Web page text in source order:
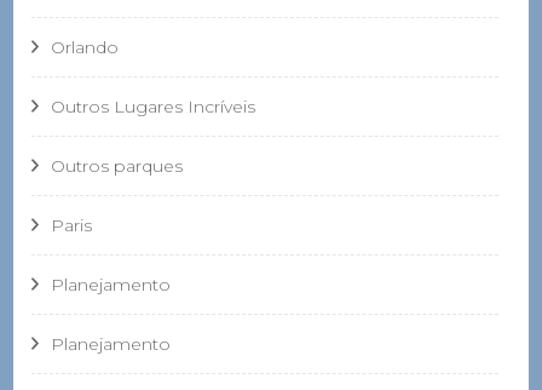
Orlando
Outros Lugares Incríveis
Outros parques
Paris
Planejamento
Planejamento